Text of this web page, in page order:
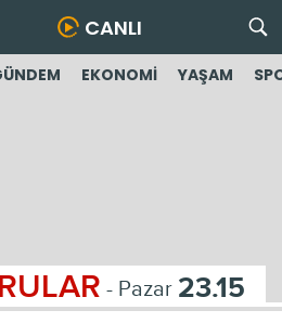
CANLI
EKONOMİ YAŞAM
- Pazar 23.15